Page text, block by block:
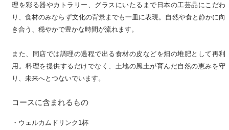
理を彩る器やカトラリー、グラスにいたるまで日本の工芸品にこだわ
り、食材のみならず文化の背景までも一皿に表現。自然や食と静かに向
き合う、穏やかで豊かな時間が流れます。
また、同店では調理の過程で出る食材の皮などを畑の堆肥として再利
用。料理を提供するだけでなく、土地の風土が育んだ自然の恵みを守
り、未来へとつないでいます。
コースに含まれるもの
・ウェルカムドリンク1杯